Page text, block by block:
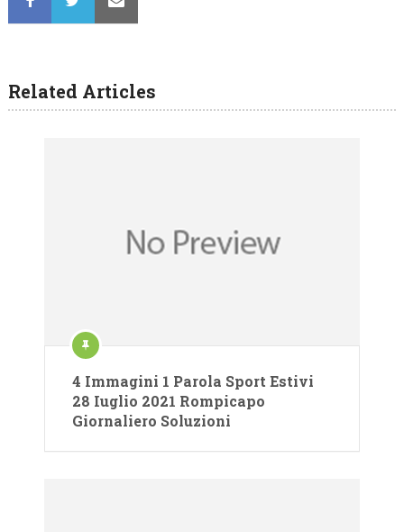
Related Articles
4 Immagini 1 Parola Sport Estivi
28 Iuglio 2021 Rompicapo
Giornaliero Soluzioni